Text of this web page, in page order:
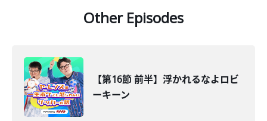
Other Episodes
【第16節 前半】浮かれるなよロビ
ーキーン